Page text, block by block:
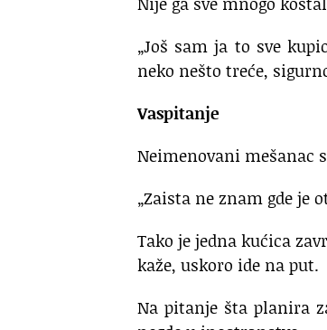
„Još sam ja to sve
neko nešto treće,
Vaspitanje
Neimenovani mešanac
„Zaista ne znam gde je
Tako je jedna kućica
kaže, uskoro ide na put.
Na pitanje šta planira